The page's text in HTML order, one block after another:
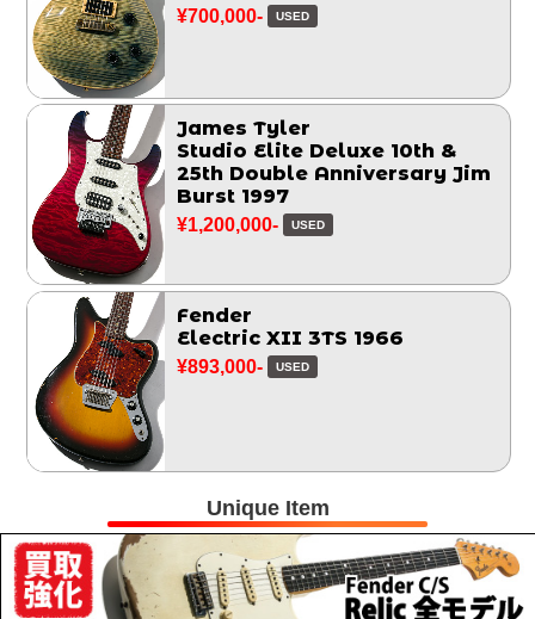
¥700,000- USED
James Tyler
Studio Elite Deluxe 10th &
25th Double Anniversary Jim
Burst 1997
¥1,200,000- USED
Fender
Electric XII 3TS 1966
¥893,000- USED
Unique Item